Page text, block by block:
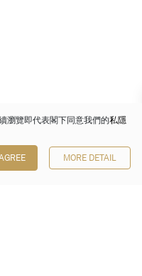
瀏覽即代表閣下同意我們的私隱
MORE DETAIL